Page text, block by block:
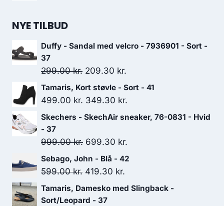
NYE TILBUD
Duffy - Sandal med velcro - 7936901 - Sort -
37
299.00kr. Den
oprindelige
pris
209.30 kr.
aktuelle
209.30 kr..
Tamaris, Kort støvle - Sort - 41
499.00kr. Den
oprindelige
var:
499.00 kr..
349.30 kr.
aktuelle
349.30 kr..
Skechers - SkechAir sneaker, 76-0831 - Hvid
- 37
999.00kr. Den
oprindelige
pris
999.00 kr..
699.30 kr.
aktuelle
699.30 kr..
Sebago, John - Blå - 42
599.00kr. Den
oprindelige
pris
419.30 kr.
aktuelle
Tamaris, Damesko med Slingback -
Sort/Leopard - 37